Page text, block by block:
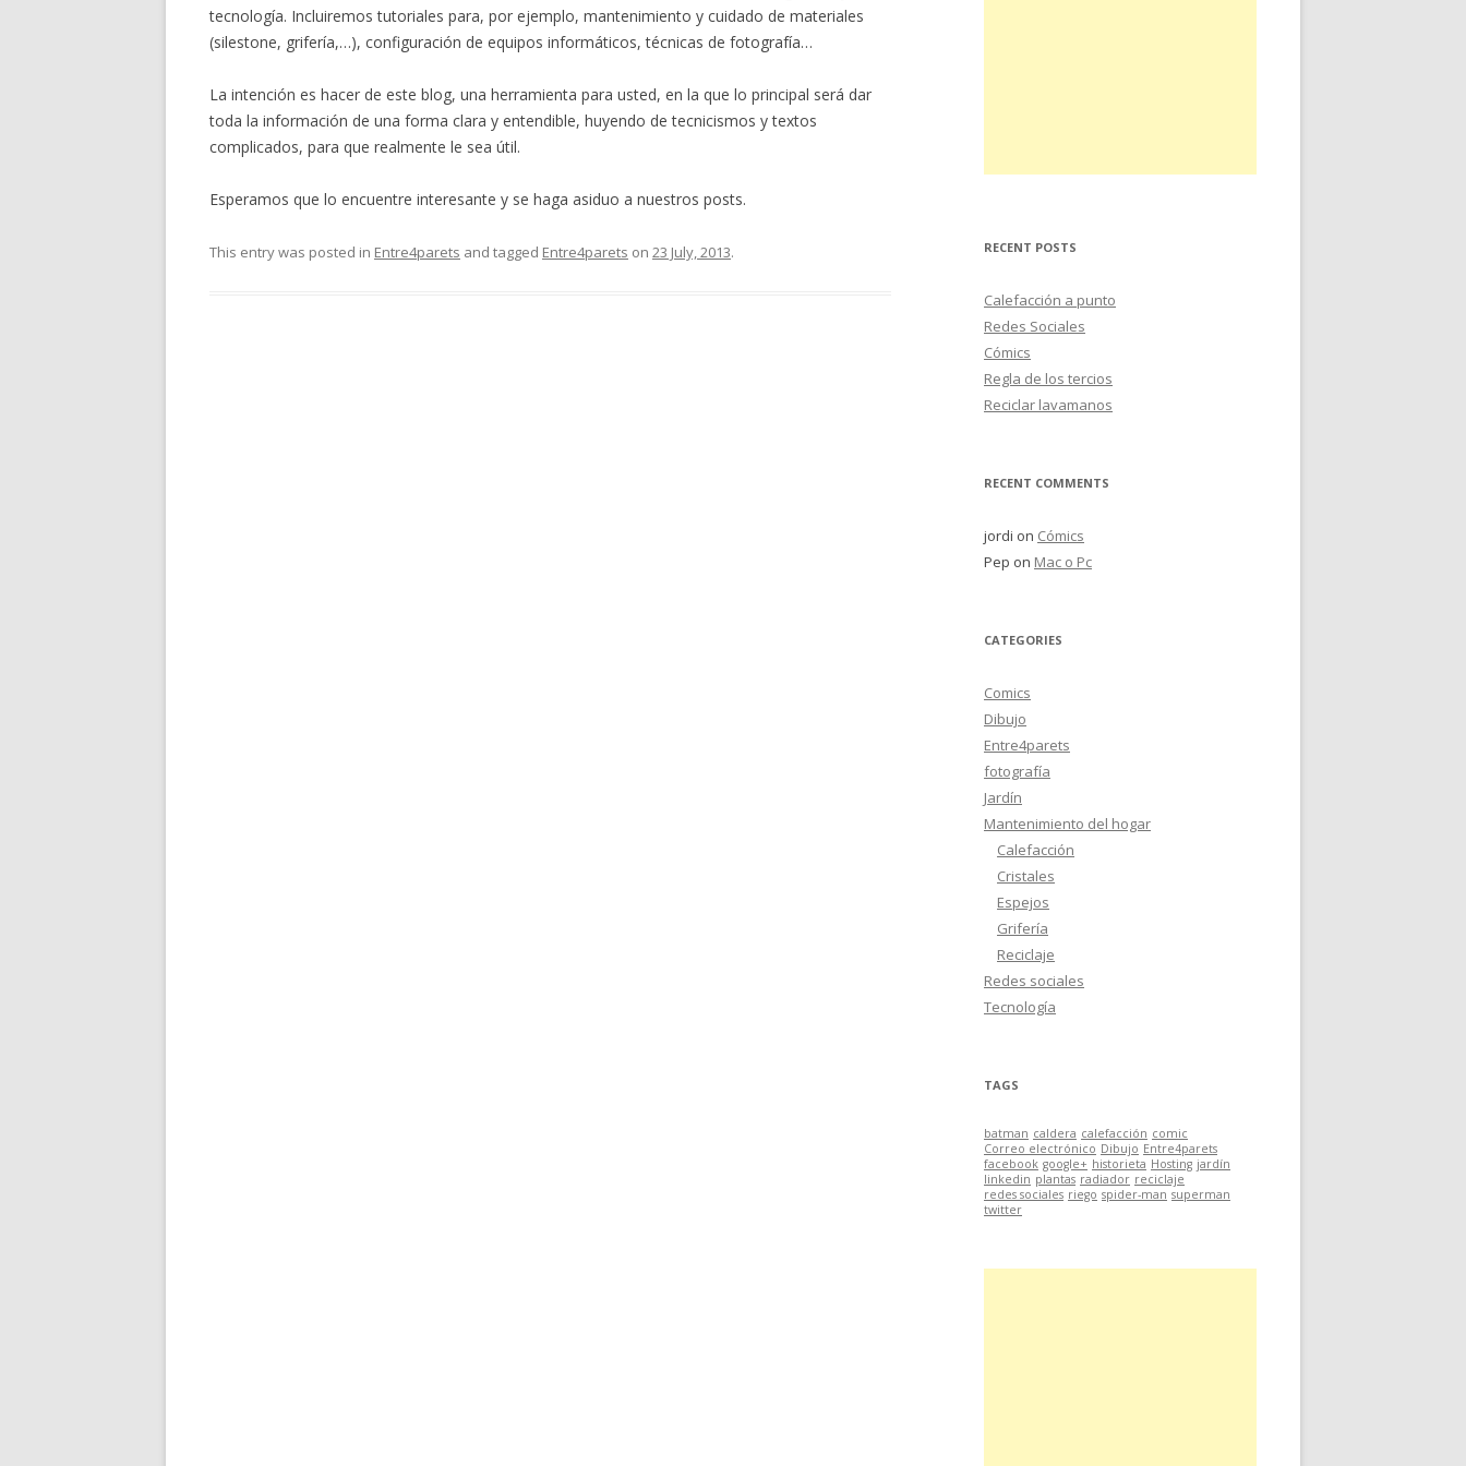
tecnología. Incluiremos tutoriales para, por ejemplo, mantenimiento y cuidado de materiales
(silestone, grifería,…), configuración de equipos informáticos, técnicas de fotografía…
La intención es hacer de este blog, una herramienta para usted, en la que lo principal será dar
toda la información de una forma clara y entendible, huyendo de tecnicismos y textos
complicados, para que realmente le sea útil.
Esperamos que lo encuentre interesante y se haga asiduo a nuestros posts.
This entry was posted in Entre4parets and tagged Entre4parets on 23 July, 2013. RECENT POSTS
Calefacción a punto
Redes Sociales
Cómics
Regla de los tercios
Reciclar lavamanos
RECENT COMMENTS
jordi on Cómics
Pep on Mac o Pc
CATEGORIES
Comics
Dibujo
Entre4parets
fotografía
Jardín
Mantenimiento del hogar
Calefacción
Cristales
Espejos
Grifería
Reciclaje
Redes sociales
Tecnología
TAGS
batman caldera calefacción comic
Correo electrónico Dibujo Entre4parets
facebook google+ historieta Hosting jardín
linkedin plantas radiador reciclaje
redes sociales riego spider-man superman
twitter